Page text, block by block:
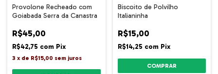
Provolone Recheado com
Goiabada Serra da Canastra
R$45,00
R$42,75 com Pix
3 x de R$15,00 sem juros
Biscoito de Polvilho
Italianinha
R$15,00
R$14,25 com Pix
COMPRAR